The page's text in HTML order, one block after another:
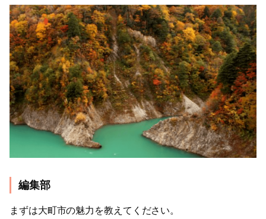
編集部
まずは大町市の魅力を教えてください。